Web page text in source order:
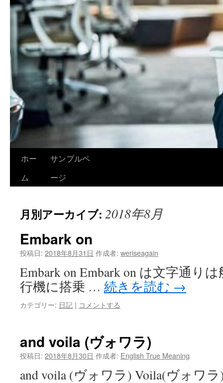
ホー
ム
サンプルペ
ージ
月別アーカイブ: 2018年8月
Embark on
投稿日: 2018年8月31日 作成者: weriseagain
Embark on Embark on は文字通り
行機に搭乗 … 続きを読む →
カテゴリー: 日記 | コメントする
and voila (ヴォワラ)
投稿日: 2018年8月30日 作成者: English True Meaning
and voila (ヴォワラ) Voila(ヴォワ